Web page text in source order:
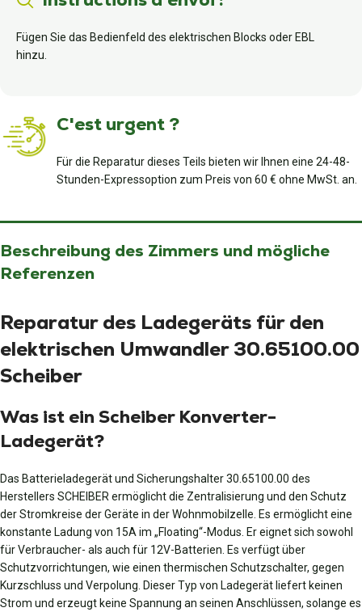
Fügen Sie das Bedienfeld des elektrischen Blocks oder EBL
hinzu.
C'est urgent ?
Für die Reparatur dieses Teils bieten wir Ihnen eine 24-48-
Stunden-Expressoption zum Preis von 60 € ohne MwSt. an.
Beschreibung des Zimmers und mögliche
Referenzen
Reparatur des Ladegeräts für den
elektrischen Umwandler 30.65100.00
Scheiber
Was ist ein Scheiber Konverter-
Ladegerät?
Das Batterieladegerät und Sicherungshalter 30.65100.00 des
Herstellers SCHEIBER ermöglicht die Zentralisierung und den Schutz
der Stromkreise der Geräte in der Wohnmobilzelle. Es ermöglicht eine
konstante Ladung von 15A im „Floating“-Modus. Er eignet sich sowohl
für Verbraucher- als auch für 12V-Batterien. Es verfügt über
Schutzvorrichtungen, wie einen thermischen Schutzschalter, gegen
Kurzschluss und Verpolung. Dieser Typ von Ladegerät liefert keinen
Strom und erzeugt keine Spannung an seinen Anschlüssen, solange es